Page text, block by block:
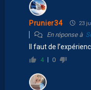
Prunier34 23
En réponse à
Il faut de
4 0